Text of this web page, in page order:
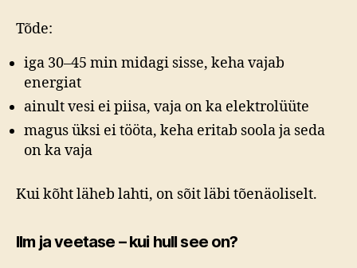
Tõde:
iga 30–45 min midagi sisse, keha vajab
energiat
ainult vesi ei piisa, vaja on ka elektrolüüte
magus üksi ei tööta, keha eritab soola ja seda
on ka vaja
Kui kõht läheb lahti, on sõit läbi tõenäoliselt.
Ilm ja veetase – kui hull see on?